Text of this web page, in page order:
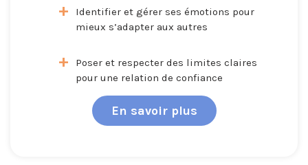
Identifier et gérer ses émotions pour
mieux s’adapter aux autres
Poser et respecter des limites claires
pour une relation de confiance
En savoir plus